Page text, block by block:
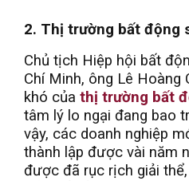
2. Thị trường bất động
Chủ tịch Hiệp hội bất
Chí Minh, ông Lê Hoàng
khó của thị trường bất
tâm lý lo ngại đang bao
vậy, các doanh nghiệp
thành lập được vài năm
được đã rục rịch giải